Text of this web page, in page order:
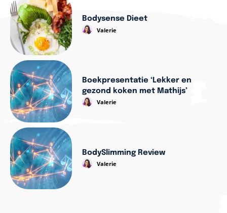
Bodysense Dieet
Valerie
Boekpresentatie ‘Lekker en
gezond koken met Mathijs’
Valerie
BodySlimming Review
Valerie